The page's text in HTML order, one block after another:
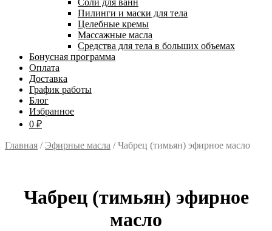
Соли для ванн
Пилинги и маски для тела
Целебные кремы
Массажные масла
Средства для тела в больших объемах
Бонусная программа
Оплата
Доставка
График работы
Блог
Избранное
0 ₽
Главная / Эфирные масла / Чабрец (тимьян) эфирное масло
Чабрец (тимьян) эфирное
масло